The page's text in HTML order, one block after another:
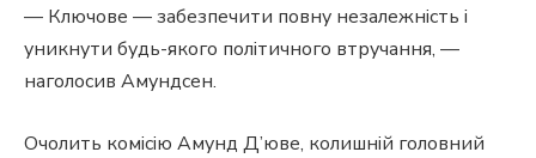
— Ключове — забезпечити повну незалежність і
уникнути будь-якого політичного втручання, —
наголосив Амундсен.
Очолить комісію Амунд Д’юве, колишній головний